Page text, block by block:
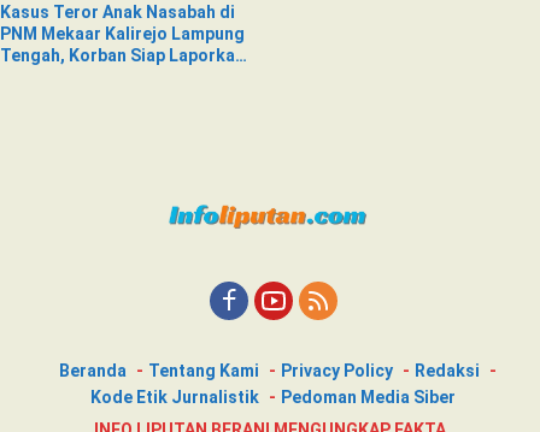
Kasus Teror Anak Nasabah di
PNM Mekaar Kalirejo Lampung
Tengah, Korban Siap Laporkan
Beranda Tentang Kami Privacy Policy
Redaksi
Kode Etik Jurnalistik
Pedoman Media Siber